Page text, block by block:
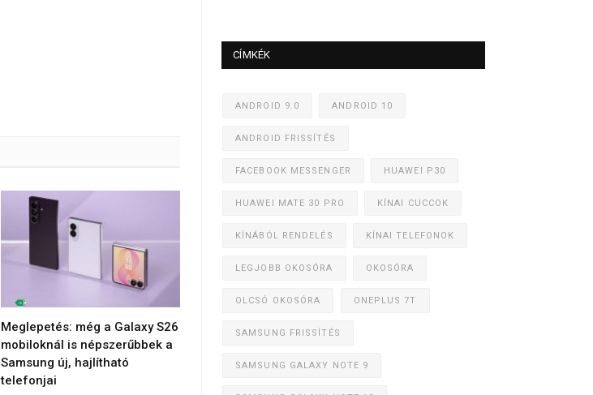
Meglepetés: még a Galaxy S26
mobiloknál is népszerűbbek a
Samsung új, hajlítható
telefonjai
CÍMKÉK
ANDROID 9.0 ANDROID 10
ANDROID FRISSÍTÉS
FACEBOOK MESSENGER HUAWEI P30
HUAWEI MATE 30 PRO KÍNAI CUCCOK
KÍNÁBÓL RENDELÉS KÍNAI TELEFONOK
LEGJOBB OKOSÓRA OKOSÓRA
OLCSÓ OKOSÓRA ONEPLUS 7T
SAMSUNG FRISSÍTÉS
SAMSUNG GALAXY NOTE 9